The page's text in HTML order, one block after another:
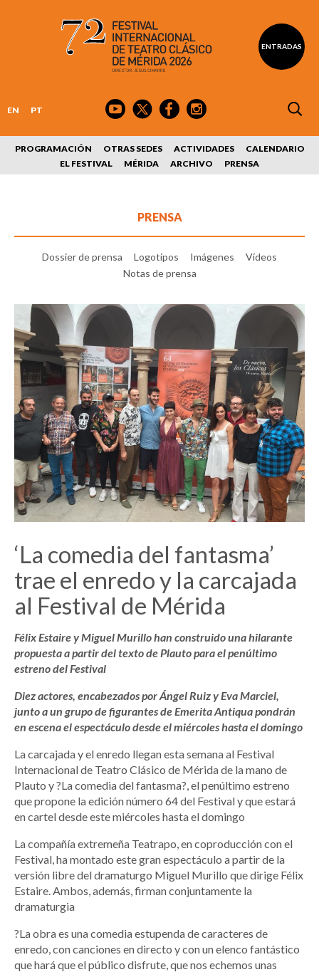
ENTRADAS
EN PT
PROGRAMACIÓN OTRAS SEDES ACTIVIDADES
CALENDARIO
EL FESTIVAL
MÉRIDA ARCHIVO PRENSA
PRENSA
Dossier de prensa Logotipos Imágenes
Vídeos
Notas de prensa
‘La comedia del fantasma’
trae el enredo y la carcajada
al Festival de Mérida
Félix Estaire y Miguel Murillo han construido una hilarante
propuesta a partir del texto de Plauto para el penúltimo
estreno del Festival
Diez actores, encabezados por Ángel Ruiz y Eva Marciel,
junto a un grupo de figurantes de Emerita Antiqua pondrán
en escena el espectáculo desde el miércoles hasta el domingo
La carcajada y el enredo llegan esta semana al Festival
Internacional de Teatro Clásico de Mérida de la mano de
Plauto y ?La comedia del fantasma?, el penúltimo estreno
que propone la edición número 64 del Festival y que estará
en cartel desde este miércoles hasta el domingo
La compañía extremeña Teatrapo, en coproducción con el
Festival, ha montado este gran espectáculo a partir de la
versión libre del dramaturgo Miguel Murillo que dirige Félix
Estaire. Ambos, además, firman conjuntamente la
dramaturgia
?La obra es una comedia estupenda de caracteres de
enredo, con canciones en directo y con un elenco fantástico
que hará que el público disfrute, que nos echemos unas